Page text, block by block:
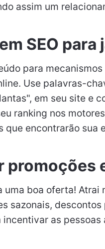
assim um
SEO para
para
Use palavras-
em seu site e
ranking nos
que encontrarão sua
promoções
uma boa oferta!
sazonais,
as pessoas